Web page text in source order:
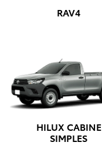
RAV4
HILUX CABINE
SIMPLES